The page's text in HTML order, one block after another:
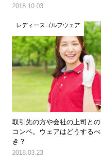
2018.10.03
レディースゴルフウェア
取引先の方や会社の上司との
コンペ。ウェアはどうするべ
き？
2018.03.23